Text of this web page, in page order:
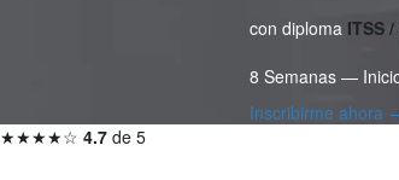
con diploma ITSS
8 Semanas —
Inscribirme ahora
★★★★☆ 4.7 de 5